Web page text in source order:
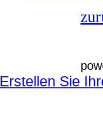
Erstellen Sie